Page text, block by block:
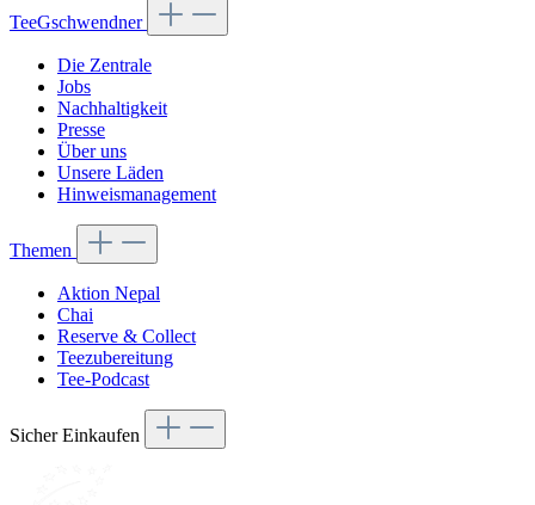
TeeGschwendner
Die Zentrale
Jobs
Nachhaltigkeit
Presse
Über uns
Unsere Läden
Hinweismanagement
Themen
Aktion Nepal
Chai
Reserve & Collect
Teezubereitung
Tee-Podcast
Sicher Einkaufen